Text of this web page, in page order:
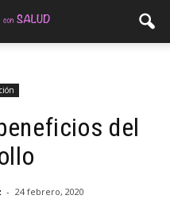
del
- 24 febrero, 2020